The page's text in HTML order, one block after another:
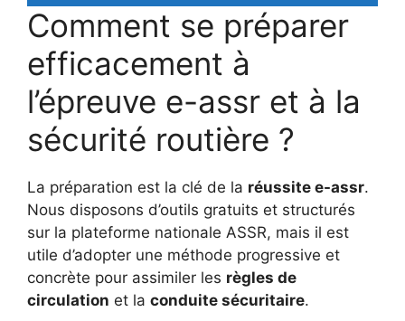
Comment se préparer
efficacement à
l’épreuve e-assr et à la
sécurité routière ?
La préparation est la clé de la réussite e-assr.
Nous disposons d’outils gratuits et structurés
sur la plateforme nationale ASSR, mais il est
utile d’adopter une méthode progressive et
concrète pour assimiler les règles de
circulation et la conduite sécuritaire.